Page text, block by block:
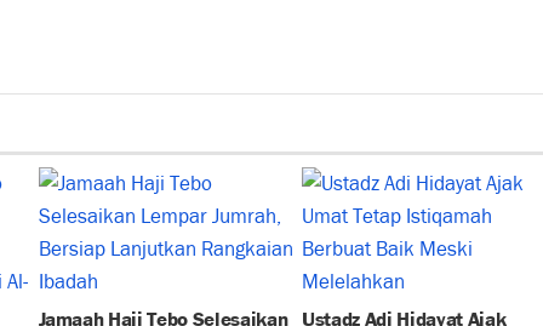
Jamaah Haji Tebo Selesaikan
Ustadz Adi Hidayat Ajak